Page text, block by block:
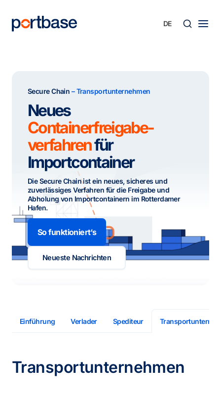
springen
Secure Chain – Transportunternehmen
Neues
Containerfreigabe-
verfahrenfür
Importcontainer
Die Secure Chain ist ein neues, sicheres und
zuverlässiges Verfahren für die Freigabe und
Abholung von Importcontainern im Rotterdamer
Hafen.
So funktioniert‘s
Neueste Nachrichten
Einführung Verlader Spediteur
Transportunternehmen